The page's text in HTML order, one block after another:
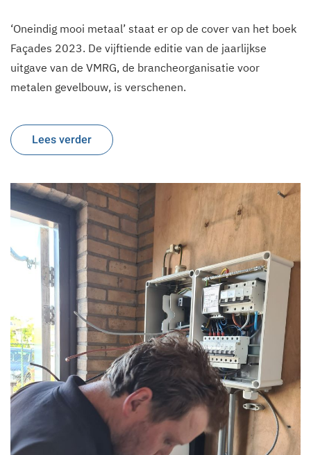
‘Oneindig mooi metaal’ staat er op de cover van het boek
Façades 2023. De vijftiende editie van de jaarlijkse
uitgave van de VMRG, de brancheorganisatie voor
metalen gevelbouw, is verschenen.
Lees verder